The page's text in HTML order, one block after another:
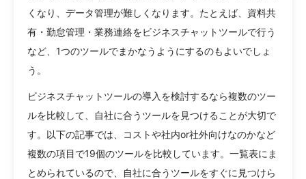
くなり、データ管理が難しくなります。たとえば、資料共
有・勤怠管理・業務連絡をビジネスチャットツールで行う
など、1つのツールでまかなうようにするのもよいでしょ
う。
ビジネスチャットツールの導入を検討するなら複数のツー
ルを比較して、自社に合うツールを見つけることが大切で
す。以下の記事では、コストや社内or社外向けなのかなど
複数の項目で19個のツールを比較しています。一覧表にま
とめられているので、自社に合うツールをすぐに見つけら